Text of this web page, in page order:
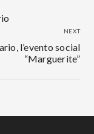
NEXT
l’evento social
“Marguerite”